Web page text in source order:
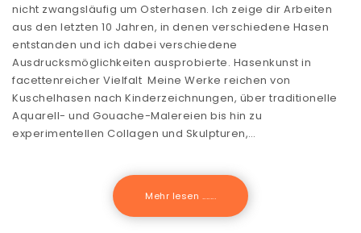
nicht zwangsläufig um Osterhasen. Ich zeige dir Arbeiten
aus den letzten 10 Jahren, in denen verschiedene Hasen
entstanden und ich dabei verschiedene
Ausdrucksmöglichkeiten ausprobierte. Hasenkunst in
facettenreicher Vielfalt Meine Werke reichen von
Kuschelhasen nach Kinderzeichnungen, über traditionelle
Aquarell- und Gouache-Malereien bis hin zu
experimentellen Collagen und Skulpturen,…
Mehr lesen .......